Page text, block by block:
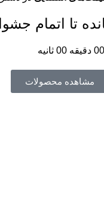
تا اتمام
00 دقیقه 00 ثانیه
مشاهده محصولات